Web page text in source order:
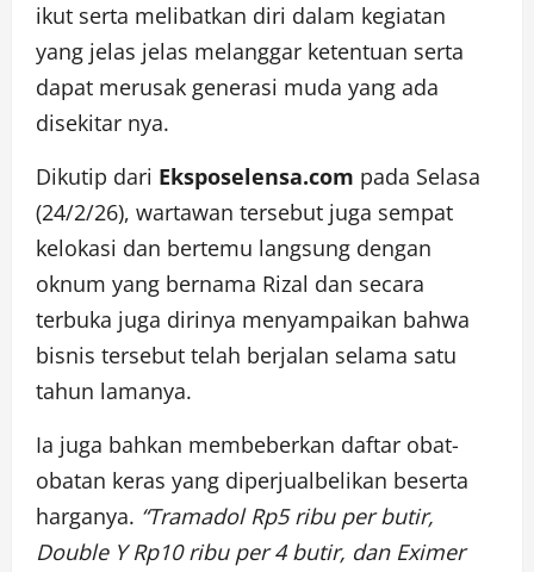
ikut serta melibatkan diri dalam kegiatan
yang jelas jelas melanggar ketentuan serta
dapat merusak generasi muda yang ada
disekitar nya.
Dikutip dari Eksposelensa.com pada Selasa
(24/2/26), wartawan tersebut juga sempat
kelokasi dan bertemu langsung dengan
oknum yang bernama Rizal dan secara
terbuka juga dirinya menyampaikan bahwa
bisnis tersebut telah berjalan selama satu
tahun lamanya.
Ia juga bahkan membeberkan daftar obat-
obatan keras yang diperjualbelikan beserta
harganya. “Tramadol Rp5 ribu per butir,
Double Y Rp10 ribu per 4 butir, dan Eximer